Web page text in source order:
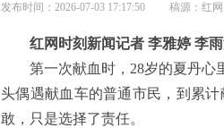
发布时间：2026-07-03 17:17:50 稿源：红网
红网时刻新闻记者 李雅婷 李
第一次献血时，28岁的夏丹心
头偶遇献血车的普通市民，到累
敢，只是选择了责任。